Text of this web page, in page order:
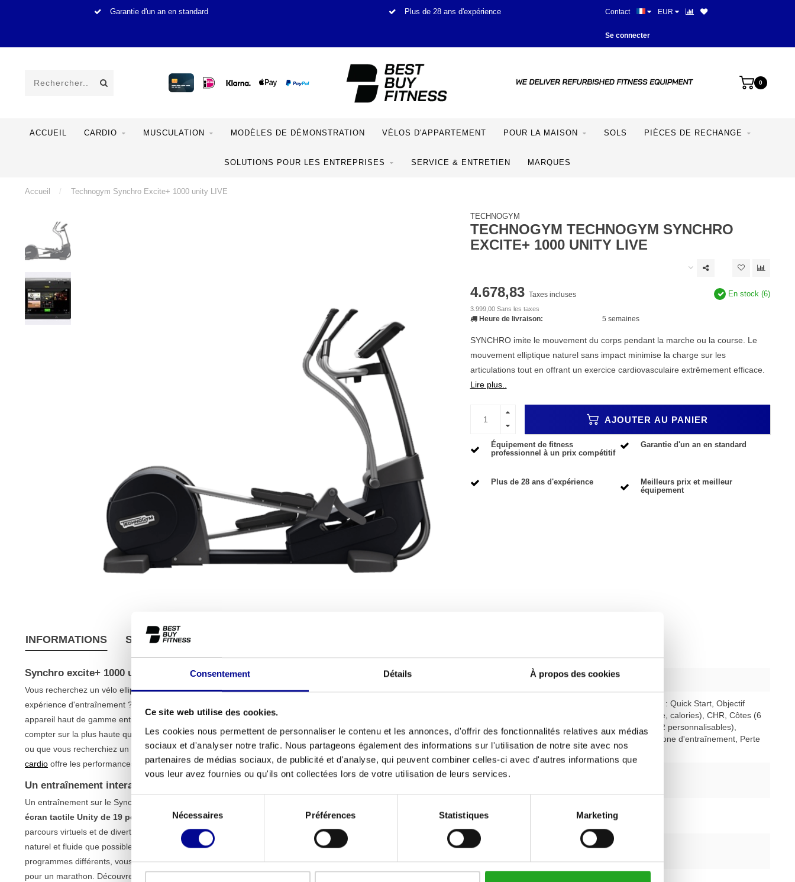
Consentement Détails À propos des cookies
Ce site web utilise des cookies.
Les cookies nous permettent de personnaliser le contenu et les annonces, d'offrir des fonctionnalités relatives aux médias
sociaux et d'analyser notre trafic. Nous partageons également des informations sur l'utilisation de notre site avec nos
partenaires de médias sociaux, de publicité et d'analyse, qui peuvent combiner celles-ci avec d'autres informations que
vous leur avez fournies ou qu'ils ont collectées lors de votre utilisation de leurs services.
Sélection
du
consentement
Nécessaires Préférences Statistiques Marketing
Garantie d'un an en standard Plus de 28 ans d'expérience Meilleurs prix et meilleur
Contact EUR
Se connecter
0
ACCUEIL CARDIO MUSCULATION MODÈLES DE DÉMONSTRATION VÉLOS D'APPARTEMENT POUR LA MAISON SOLS PIÈCES DE RECHANGE
SOLUTIONS POUR LES ENTREPRISES SERVICE & ENTRETIEN MARQUES
Accueil / Technogym Synchro Excite+ 1000 unity LIVE
TECHNOGYM
TECHNOGYM TECHNOGYM SYNCHRO
EXCITE+ 1000 UNITY LIVE
4.678,83 Taxes incluses
3.999,00 Sans les taxes
En stock (6)
Heure de livraison: 5 semaines
SYNCHRO imite le mouvement du corps pendant la marche ou la course. Le
mouvement elliptique naturel sans impact minimise la charge sur les
articulations tout en offrant un exercice cardiovasculaire extrêmement efficace.
Lire plus..
AJOUTER AU PANIER
Équipement de fitness
professionnel à un prix compétitif
Garantie d'un an en standard
Plus de 28 ans d'expérience
Meilleurs prix et meilleur
équipement
INFORMATIONS SPÉCIFICATIONS
Synchro excite+ 1000 unity LIVE
Vous recherchez un vélo elliptique qui combine la qualité d'une salle de sport professionnelle avec une excellente
expérience d'entraînement ? Le
appareil haut de gamme entièrement reconditionné de la gamme
compter sur la plus haute qualité à un prix équitable. Que vous souhaitiez améliorer votre salle de sport à domicile
ou que vous recherchiez un appareil fiable pour votre espace de fitness, ce vélo elliptique de notrevaste gamme
cardio offre les performances que vous recherchez.
Un entraînement interactif et fluide
Un entraînement sur le Synchro excite+ 1000 unity LIVE est tout sauf ennuyeux. La pièce maîtresse est le
écran tactile Unity de 19 pouces
, qui vous donne accès à un monde de programmes d'entraînement, de
parcours virtuels et de divertissements tels que Netflix ou YouTube. Le mouvement est conçu pour être aussi
naturel et fluide que possible, minimisant ainsi la charge sur vos articulations. Avec 25 niveaux de résistance et 26
programmes différents, vous trouverez toujours le bon défi, que vous soyez débutant ou que vous vous entraîniez
pour un marathon. Découvrez notre
Condition physique Remanié
26 programmes : Quick Start, Objectif
(temps, distance, calories), CHR, Côtes (6
programmes, 12 personnalisables),
Personnalisé, Zone d'entraînement, Perte
de poids
Nombre de niveaux
possible
oui
Fonction de fréquence
Oui